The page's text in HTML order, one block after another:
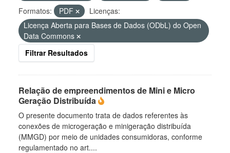
Formatos:
PDF
Licenças:
Licença Aberta para Bases de Dados (ODbL) do Open
Data Commons
Filtrar Resultados
Relação de empreendimentos de Mini e Micro
Geração Distribuída
O presente documento trata de dados referentes às
conexões de microgeração e minigeração distribuída
(MMGD) por meio de unidades consumidoras, conforme
regulamentado no art....